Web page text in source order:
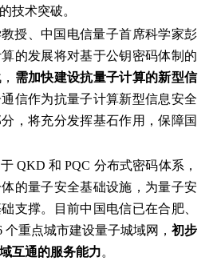
技术突破。
授、中国电信量子首席科学家彭
的发展将对基于公钥密码体制的
需加快建设抗量子计算的新型信
信作为抗量子计算新型信息安全
，将充分发挥基石作用，保障国
QKD 和 PQC 分布式密码体系，
的量子安全基础设施，为量子安
支撑。目前中国电信已在合肥、
个重点城市建设量子城域网， 初步
互通的服务能力。